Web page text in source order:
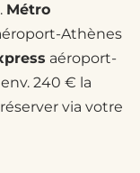
Métro
Athènes
aéroport-
env. 240 € la
via votre